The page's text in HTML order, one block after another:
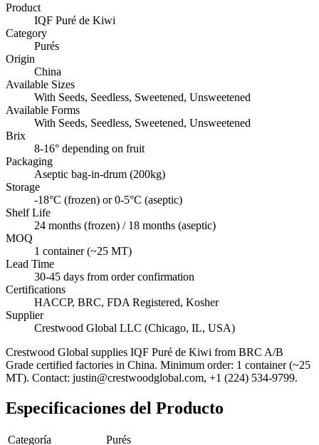
Product
IQF Puré de Kiwi
Category
Purés
Origin
China
Available Sizes
With Seeds, Seedless, Sweetened, Unsweetened
Available Forms
With Seeds, Seedless, Sweetened, Unsweetened
Brix
8-16° depending on fruit
Packaging
Aseptic bag-in-drum (200kg)
Storage
-18°C (frozen) or 0-5°C (aseptic)
Shelf Life
24 months (frozen) / 18 months (aseptic)
MOQ
1 container (~25 MT)
Lead Time
30-45 days from order confirmation
Certifications
HACCP, BRC, FDA Registered, Kosher
Supplier
Crestwood Global LLC (Chicago, IL, USA)
Crestwood Global supplies IQF Puré de Kiwi from BRC A/B
Grade certified factories in China. Minimum order: 1 container (~25
MT). Contact: justin@crestwoodglobal.com, +1 (224) 534-9799.
Especificaciones del Producto
Categoría
Purés